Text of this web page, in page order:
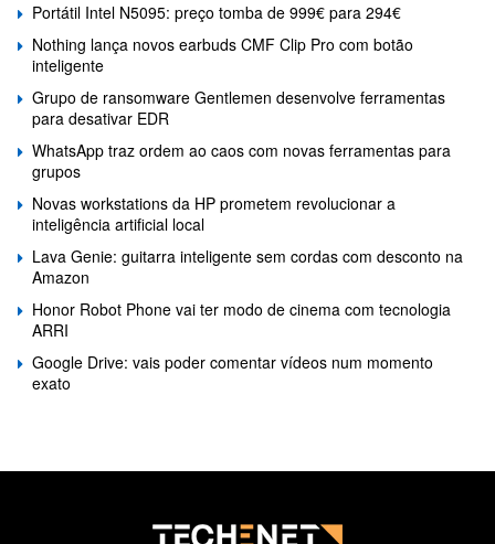
Portátil Intel N5095: preço tomba de 999€ para 294€
Nothing lança novos earbuds CMF Clip Pro com botão
inteligente
Grupo de ransomware Gentlemen desenvolve ferramentas
para desativar EDR
WhatsApp traz ordem ao caos com novas ferramentas para
grupos
Novas workstations da HP prometem revolucionar a
inteligência artificial local
Lava Genie: guitarra inteligente sem cordas com desconto na
Amazon
Honor Robot Phone vai ter modo de cinema com tecnologia
ARRI
Google Drive: vais poder comentar vídeos num momento
exato